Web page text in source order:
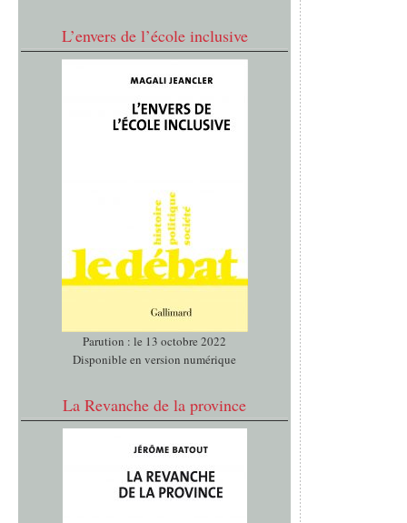
L’envers de l’école inclusive
Parution : le 13 octobre 2022
Disponible en version numérique
La Revanche de la province